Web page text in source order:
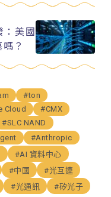
：美國
？
#ton
Cloud
#CMX
#SLC NAND
#Anthropic
#AI 資料中心
#中國
#光互連
#光通訊
#矽光子